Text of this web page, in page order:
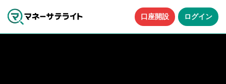
口座開設 ログイン